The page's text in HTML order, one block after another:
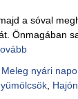
a sóval
Önmagában
Meleg nyári
,